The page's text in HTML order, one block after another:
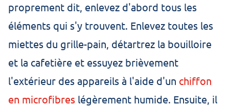
proprement dit, enlevez d'abord tous les
éléments qui s'y trouvent. Enlevez toutes les
miettes du grille-pain, détartrez la bouilloire
et la cafetière et essuyez brièvement
l'extérieur des appareils à l'aide d'un chiffon
en microfibres légèrement humide. Ensuite, il